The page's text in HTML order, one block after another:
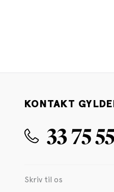
KONTAKT
33 75
Skriv til os